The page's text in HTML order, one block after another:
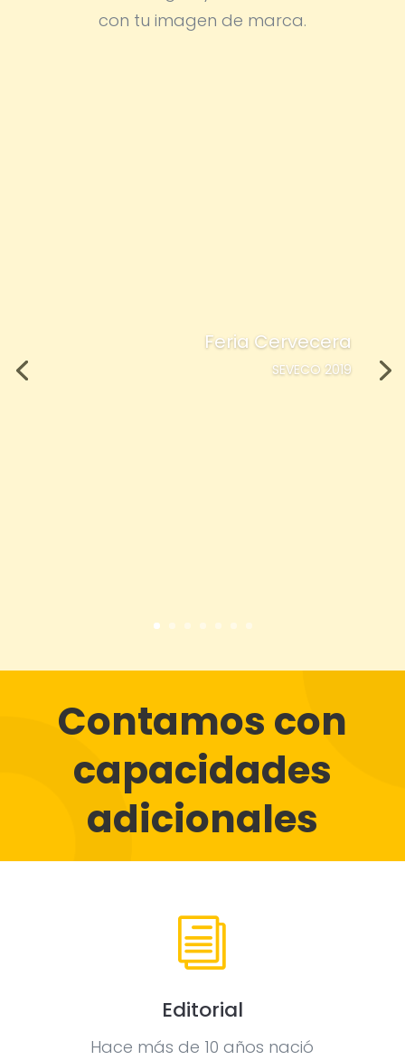
con tu imagen de marca.
Feria Cervecera
SEVECO 2019
Contamos con
capacidades
adicionales
i
Editorial
Hace más de 10 años nació